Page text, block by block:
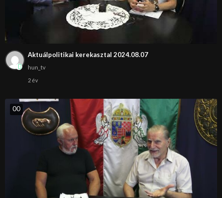
Aktuálpolitikai kerekasztal 2024.08.07
hun_tv
2 év
00